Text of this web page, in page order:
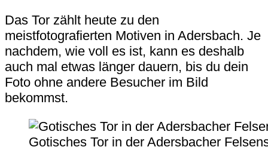
Das Tor zählt heute zu den
meistfotografierten Motiven in Adersbach. Je
nachdem, wie voll es ist, kann es deshalb
auch mal etwas länger dauern, bis du dein
Foto ohne andere Besucher im Bild
bekommst.
Gotisches Tor in der Adersbacher